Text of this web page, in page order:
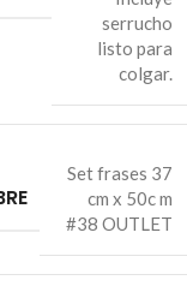
serrucho
listo para
colgar.
Set frases 37
cm x 50c m
#38 OUTLET